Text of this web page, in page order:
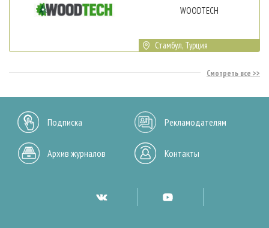
WOODTECH
Стамбул, Турция
Смотреть все
Подписка Рекламодателям
Архив журналов Контакты